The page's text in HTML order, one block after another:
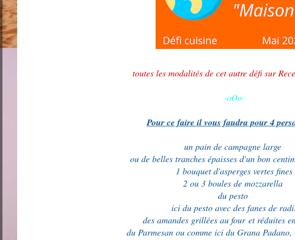
toutes les modalités de cet autre défi sur
-oOo-
Pour ce faire il vous faudra pour 4
un pain de campagne large
ou de belles tranches épaisses d'un bon
1 bouquet d'asperges vertes fines
2 ou 3 boules de mozzarella
du pesto
ici du pesto avec des fanes de
des amandes grillées au four et réduites
du Parmesan ou comme ici du Grana Padano,